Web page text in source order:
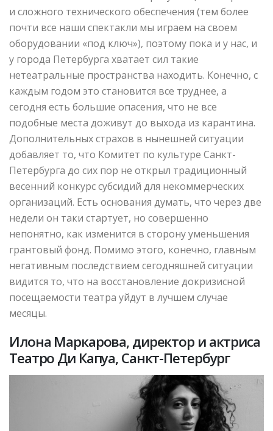
и сложного технического обеспечения (тем более
почти все наши спектакли мы играем на своем
оборудовании «под ключ»), поэтому пока и у нас, и
у города Петербурга хватает сил такие
нетеатральные пространства находить. Конечно, с
каждым годом это становится все труднее, а
сегодня есть большие опасения, что не все
подобные места доживут до выхода из карантина.
Дополнительных страхов в нынешней ситуации
добавляет то, что Комитет по культуре Санкт-
Петербурга до сих пор не открыл традиционный
весенний конкурс субсидий для некоммерческих
организаций. Есть основания думать, что через две
недели он таки стартует, но совершенно
непонятно, как изменится в сторону уменьшения
грантовый фонд. Помимо этого, конечно, главным
негативным последствием сегодняшней ситуации
видится то, что на восстановление докризисной
посещаемости театра уйдут в лучшем случае
месяцы.
Илона Маркарова, директор и актриса
Театро Ди Капуа, Санкт-Петербург